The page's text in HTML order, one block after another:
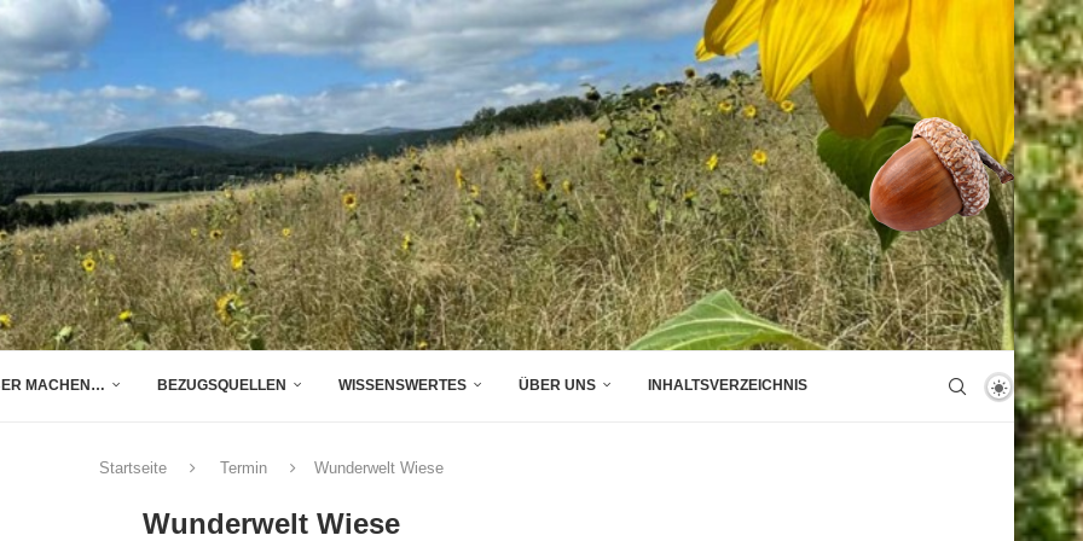
MACHEN… BEZUGSQUELLEN WISSENSWERTES ÜBER UNS INHALTSVERZEICHNIS
Startseite Termin Wunderwelt Wiese
Wunderwelt Wiese